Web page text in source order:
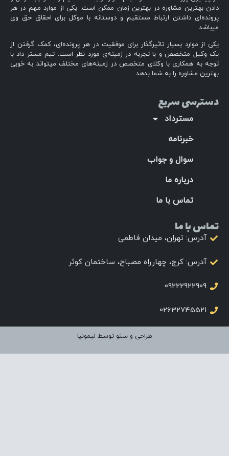
دادن بهترین مشاوره در بهترین زمان ممکن است. یکی از موارد مهم در هر
پرونده‌ای داشتن ارتباط مستقیم و دوستانه با موکل برای احقاق حق وی
میباشد.
یکی از موارد بسیار تاثیرگذار برای موفقیت در هر پرونده‌ای، کمک گرفتن از
یک وکیل متخصص و با تجربه در زمینه‌ی مورد نظر است. تیم مستر داد با
توجه به همکاری با وکلای متخصص در زمینه‌های مختلف میتواند به خوبی
بهترین مشاوره را به شما بدهد
دسترسی سریع
مسترداد
خبرنامه
سوال و جواب
درباره ما
تماس با ما
تماس با ما
آدرس: تهران، میدان فاطمی
آدرس: کرج، چهارراه مصباح، ساختمان کوثر
09222922909
02632745521
طراحی و سئو توسط لیمونیا